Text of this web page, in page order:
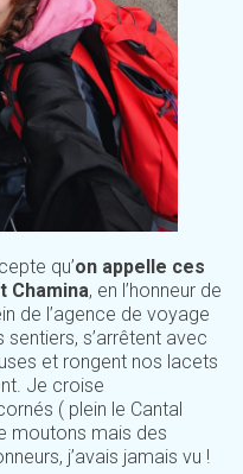
qu’on appelle ces
Chamina, en l’honneur de
de l’agence de voyage
s’arrêtent avec
et rongent nos lacets
Je croise
( plein le Cantal
moutons mais des
j’avais jamais vu !